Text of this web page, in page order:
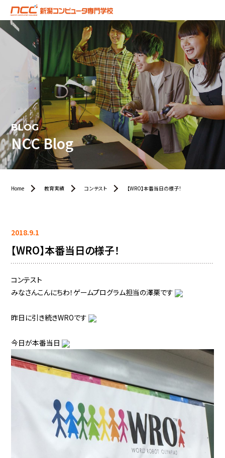
BLOG
NCC Blog
Home 教育実績 コンテスト 【WRO】本番当日の様子！
2018.9.1
【WRO】本番当日の様子！
コンテスト
みなさんこんにちわ！ゲームプログラム担当の澤栗です
昨日に引き続きWROです
今日が本番当日